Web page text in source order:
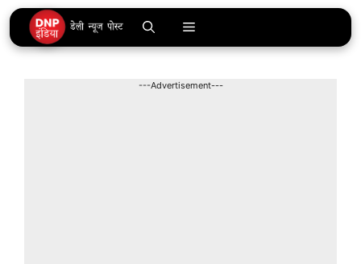
Skip
to
content
Menu
---Advertisement---